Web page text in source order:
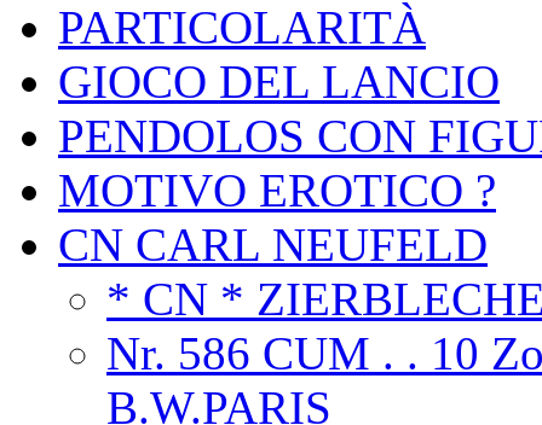
PARTICOLARITÀ
GIOCO DEL LANCIO
PENDOLOS CON
MOTIVO EROTICO ?
CN CARL NEUFELD
* CN *
Nr. 586 CUM . . 10
B.W.PARIS